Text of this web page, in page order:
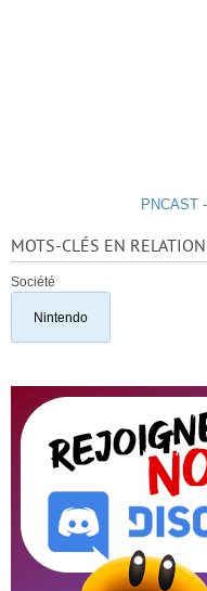
PNCAST
MOTS-CLÉS EN RELATION
Société
Nintendo